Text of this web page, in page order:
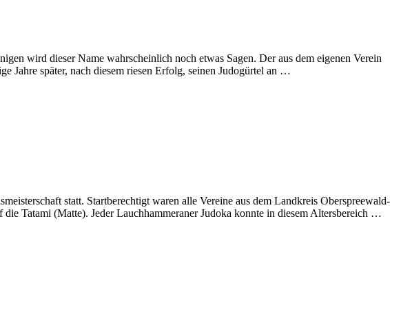
wird dieser Name wahrscheinlich noch etwas Sagen. Der aus dem eigenen Verein
Jahre später, nach diesem riesen Erfolg, seinen Judogürtel an …
statt. Startberechtigt waren alle Vereine aus dem Landkreis Oberspreewald-
Tatami (Matte). Jeder Lauchhammeraner Judoka konnte in diesem Altersbereich …